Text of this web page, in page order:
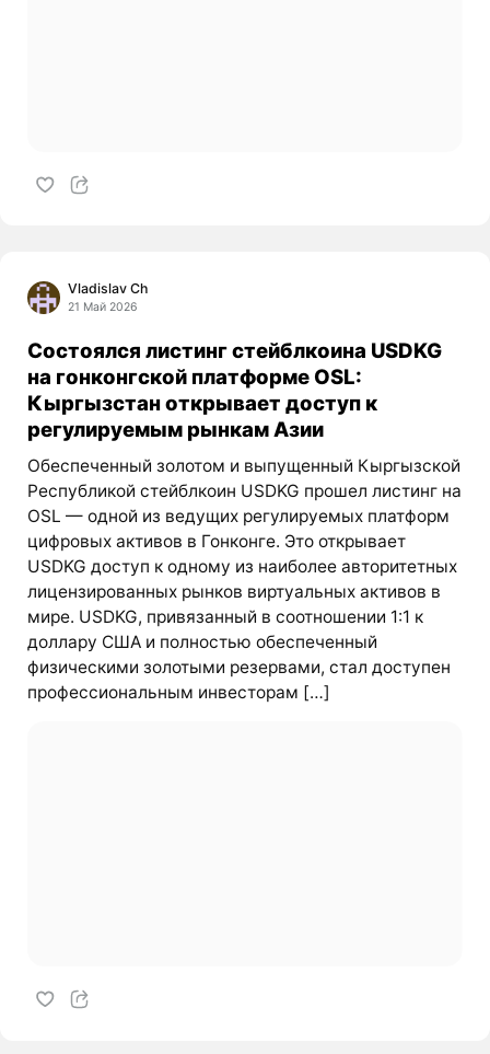
Vladislav Ch
21 Май 2026
Состоялся листинг стейблкоина USDKG
на гонконгской платформе OSL:
Кыргызстан открывает доступ к
регулируемым рынкам Азии
Обеспеченный золотом и выпущенный Кыргызской
Республикой стейблкоин USDKG прошел листинг на
OSL — одной из ведущих регулируемых платформ
цифровых активов в Гонконге. Это открывает
USDKG доступ к одному из наиболее авторитетных
лицензированных рынков виртуальных активов в
мире. USDKG, привязанный в соотношении 1:1 к
доллару США и полностью обеспеченный
физическими золотыми резервами, стал доступен
профессиональным инвесторам […]